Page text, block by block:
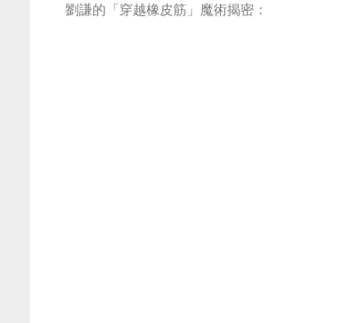
劉謙的「穿越橡皮筋」魔術揭密：